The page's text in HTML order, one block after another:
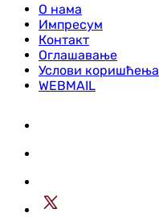
О нама
Импресум
Контакт
Оглашавање
Услови коришћења
WEBMAIL